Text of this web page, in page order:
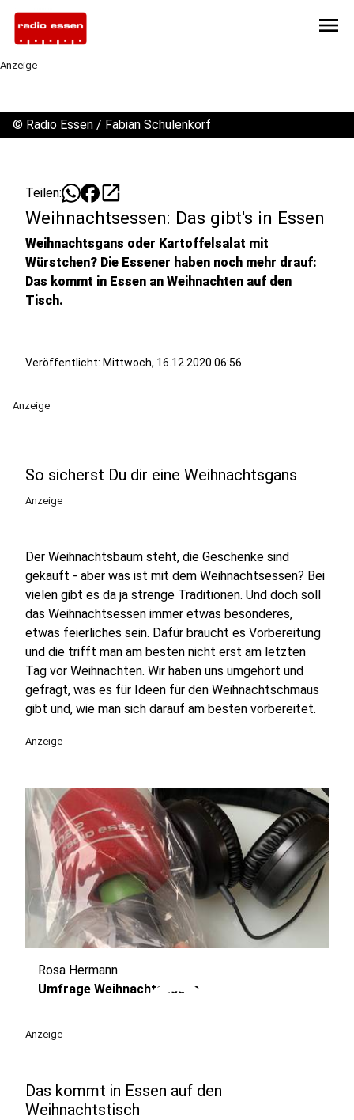
menu
Anzeige
© Radio Essen / Fabian Schulenkorf
Teilen: open_in_new
Weihnachtsessen: Das gibt's in Essen
Weihnachtsgans oder Kartoffelsalat mit
Würstchen? Die Essener haben noch mehr drauf:
Das kommt in Essen an Weihnachten auf den
Tisch.
Veröffentlicht: Mittwoch, 16.12.2020 06:56
Anzeige
So sicherst Du dir eine Weihnachtsgans
Anzeige
Der Weihnachtsbaum steht, die Geschenke sind
gekauft - aber was ist mit dem Weihnachtsessen? Bei
vielen gibt es da ja strenge Traditionen. Und doch soll
das Weihnachtsessen immer etwas besonderes,
etwas feierliches sein. Dafür braucht es Vorbereitung
und die trifft man am besten nicht erst am letzten
Tag vor Weihnachten. Wir haben uns umgehört und
gefragt, was es für Ideen für den Weihnachtschmaus
gibt und, wie man sich darauf am besten vorbereitet.
Anzeige
play_circle
Rosa Hermann
Umfrage Weihnachtsessen
Anzeige
Das kommt in Essen auf den
Weihnachtstisch